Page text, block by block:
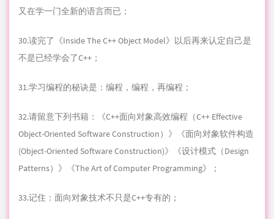
又在学一门全新的语言而已；
30.读完了《Inside The C++ Object Model》以后再来认定自己是
不是已经学会了C++；
31.学习编程的秘诀是：编程，编程，再编程；
32.请留意下列书籍：《C++面向对象高效编程（C++ Effective
Object-Oriented Software Construction）》《面向对象软件构造
(Object-Oriented Software Construction)》《设计模式（Design
Patterns）》《The Art of Computer Programming》；
33.记住：面向对象技术不只是C++专有的；